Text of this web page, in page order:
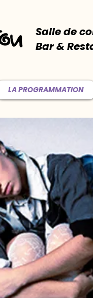
Salle de
Bar &
LA PROGRAMMATION